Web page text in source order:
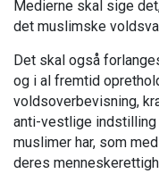
Medierne skal sige
det muslimske
Det skal også
og i al fremtid
voldsoverbevisning,
anti-vestlige indstilling
muslimer har, som
deres